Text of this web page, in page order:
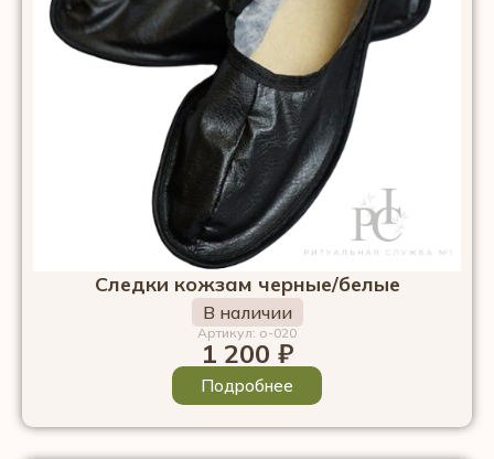
Следки кожзам черные/белые
В наличии
Артикул: о-020
1 200 ₽
Подробнее